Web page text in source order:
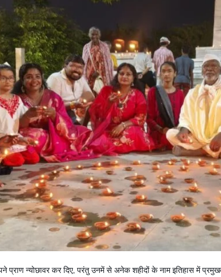
प्राण न्योछावर कर दिए, परंतु उनमें से अनेक शहीदों के नाम इतिहास में